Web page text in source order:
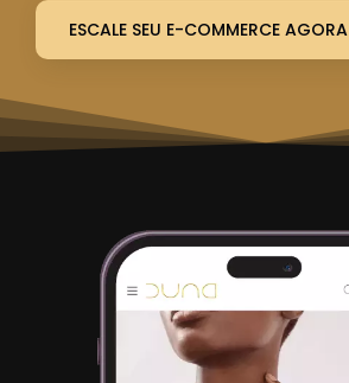
ESCALE SEU E-COMMERCE AGORA